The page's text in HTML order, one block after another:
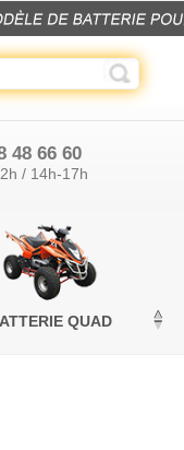
48 66 60
/ 14h-17h
QUAD